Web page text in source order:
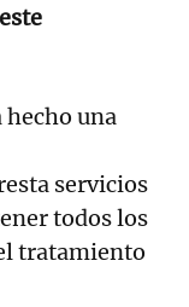
hecho una
servicios
todos los
tratamiento